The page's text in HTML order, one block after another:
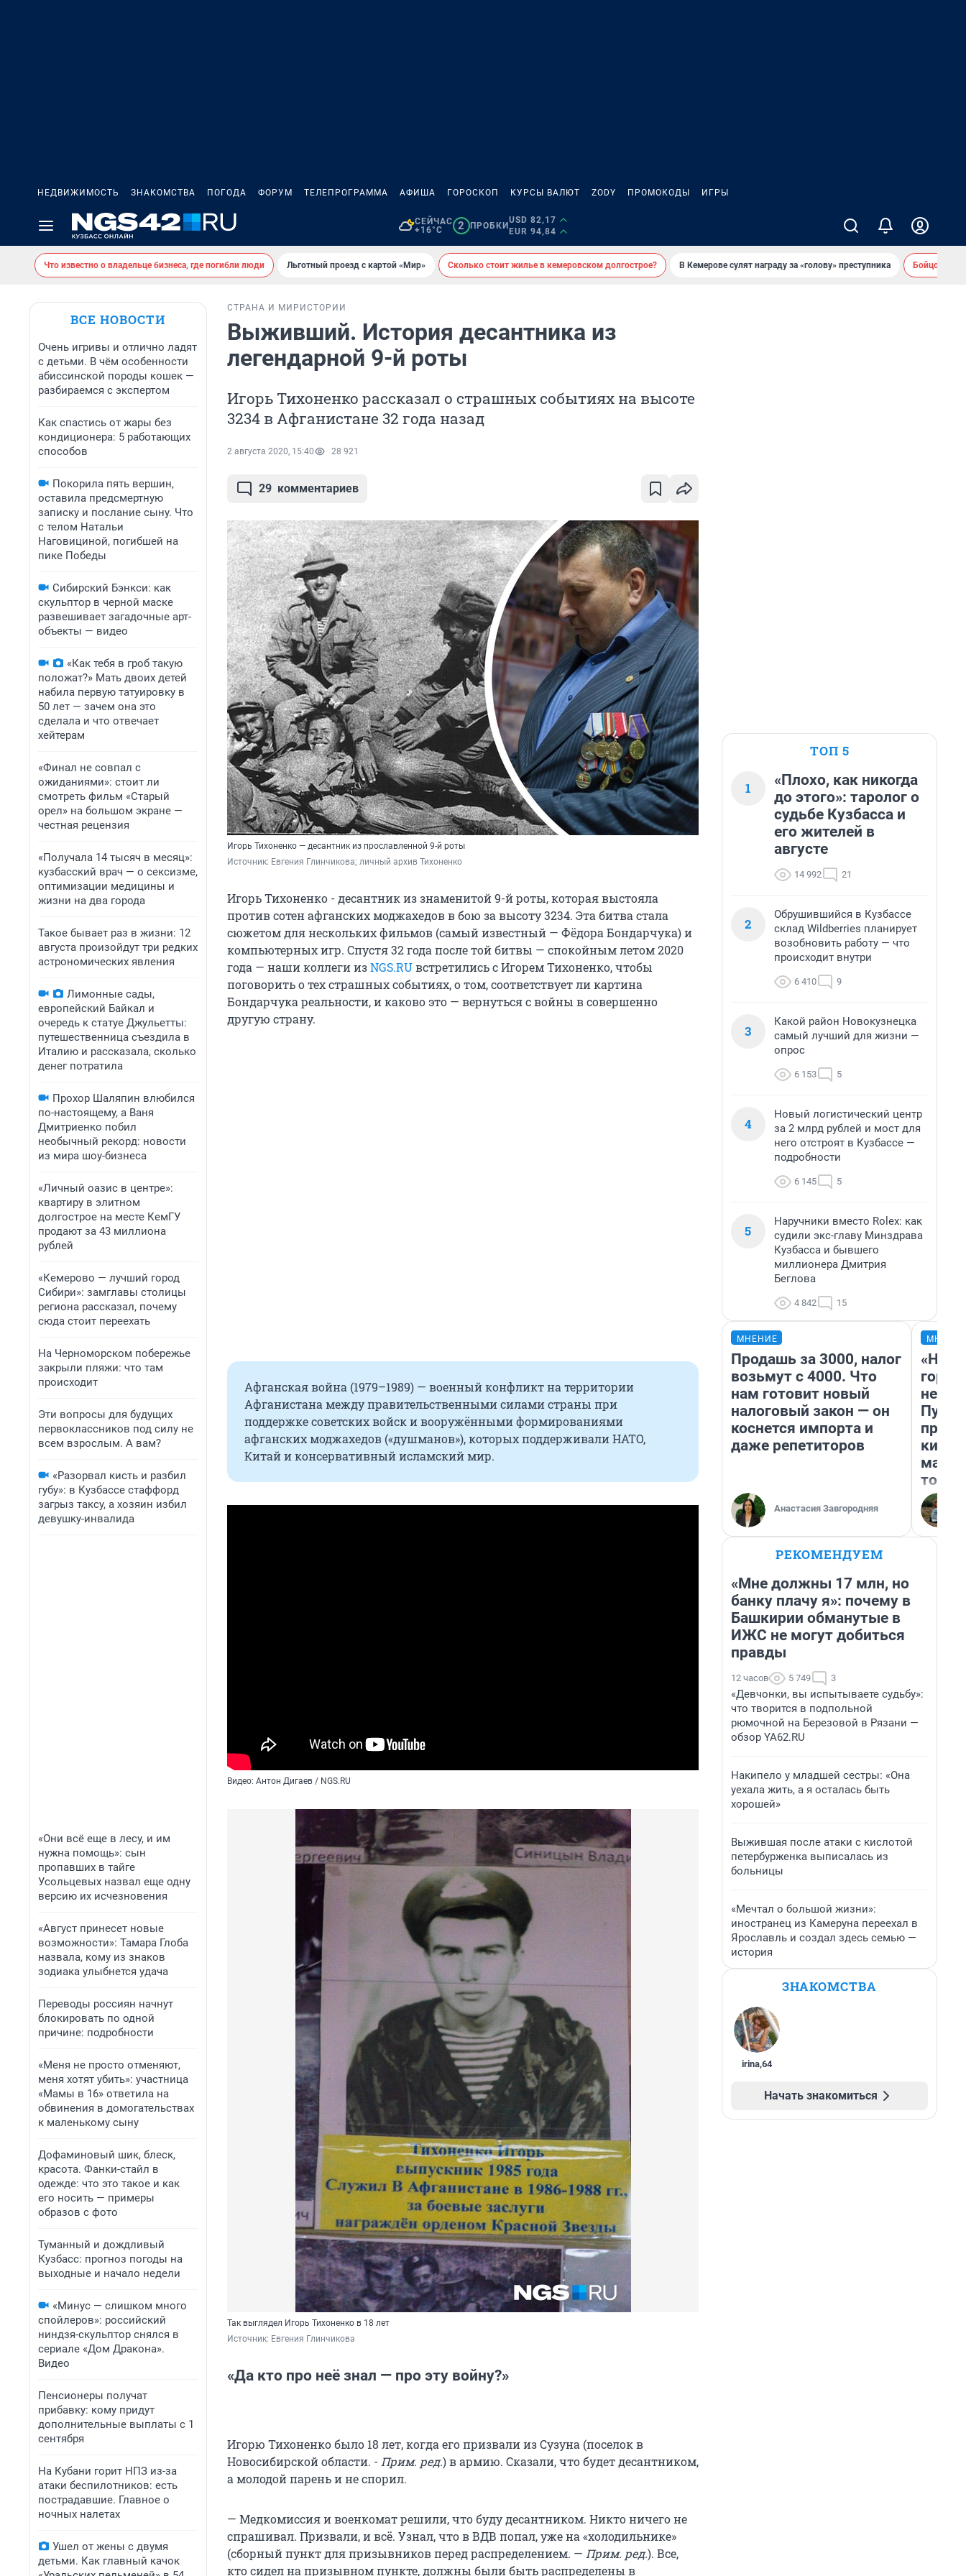
НЕДВИЖИМОСТЬ ЗНАКОМСТВА ПОГОДА ФОРУМ ТЕЛЕПРОГРАММА АФИША ГОРОСКОП КУРСЫ ВАЛЮТ ZODY ПРОМОКОДЫ ИГРЫ
СЕЙЧАС
+16°C
2 ПРОБКИ
USD 82,17
EUR 94,84
Что известно о владельце бизнеса, где погибли люди Льготный проезд с картой «Мир» Сколько стоит жилье в кемеровском долгострое? В Кемерове сулят награду за «голову» преступника Бойцовский
ВСЕ НОВОСТИ
Очень игривы и отлично ладят
с детьми. В чём особенности
абиссинской породы кошек —
разбираемся с экспертом
Как спастись от жары без
кондиционера: 5 работающих
способов
Покорила пять вершин,
оставила предсмертную
записку и послание сыну. Что
с телом Натальи
Наговициной, погибшей на
пике Победы
Сибирский Бэнкси: как
скульптор в черной маске
развешивает загадочные арт-
объекты — видео
«Как тебя в гроб такую
положат?» Мать двоих детей
набила первую татуировку в
50 лет — зачем она это
сделала и что отвечает
хейтерам
«Финал не совпал с
ожиданиями»: стоит ли
смотреть фильм «Старый
орел» на большом экране —
честная рецензия
«Получала 14 тысяч в месяц»:
кузбасский врач — о сексизме,
оптимизации медицины и
жизни на два города
Такое бывает раз в жизни: 12
августа произойдут три редких
астрономических явления
Лимонные сады,
европейский Байкал и
очередь к статуе Джульетты:
путешественница съездила в
Италию и рассказала, сколько
денег потратила
Прохор Шаляпин влюбился
по-настоящему, а Ваня
Дмитриенко побил
необычный рекорд: новости
из мира шоу-бизнеса
«Личный оазис в центре»:
квартиру в элитном
долгострое на месте КемГУ
продают за 43 миллиона
рублей
«Кемерово — лучший город
Сибири»: замглавы столицы
региона рассказал, почему
сюда стоит переехать
На Черноморском побережье
закрыли пляжи: что там
происходит
Эти вопросы для будущих
первоклассников под силу не
всем взрослым. А вам?
«Разорвал кисть и разбил
губу»: в Кузбассе стаффорд
загрыз таксу, а хозяин избил
девушку-инвалида
«Они всё еще в лесу, и им
нужна помощь»: сын
пропавших в тайге
Усольцевых назвал еще одну
версию их исчезновения
«Август принесет новые
возможности»: Тамара Глоба
назвала, кому из знаков
зодиака улыбнется удача
Переводы россиян начнут
блокировать по одной
причине: подробности
«Меня не просто отменяют,
меня хотят убить»: участница
«Мамы в 16» ответила на
обвинения в домогательствах
к маленькому сыну
Дофаминовый шик, блеск,
красота. Фанки-стайл в
одежде: что это такое и как
его носить — примеры
образов с фото
Туманный и дождливый
Кузбасс: прогноз погоды на
выходные и начало недели
«Минус — слишком много
спойлеров»: российский
ниндзя-скульптор снялся в
сериале «Дом Дракона».
Видео
Пенсионеры получат
прибавку: кому придут
дополнительные выплаты с 1
сентября
На Кубани горит НПЗ из-за
атаки беспилотников: есть
пострадавшие. Главное о
ночных налетах
Ушел от жены с двумя
детьми. Как главный качок
СТРАНА И МИР ИСТОРИИ
Выживший. История десантника из
легендарной 9-й роты
Игорь Тихоненко рассказал о страшных событиях на высоте
3234 в Афганистане 32 года назад
2 августа 2020, 15:40 28 921
29 комментариев
Игорь Тихоненко — десантник из прославленной 9-й роты
Источник: Евгения Глинчикова; личный архив Тихоненко
Игорь Тихоненко - десантник из знаменитой 9-й роты, которая выстояла
против сотен афганских моджахедов в бою за высоту 3234. Эта битва стала
сюжетом для нескольких фильмов (самый известный — Фёдора Бондарчука) и
компьютерных игр. Спустя 32 года после той битвы — спокойным летом 2020
года — наши коллеги изNGS.RUвстретились с Игорем Тихоненко, чтобы
поговорить о тех страшных событиях, о том, соответствует ли картина
Бондарчука реальности, и каково это — вернуться с войны в совершенно
другую страну.
Афганская война (1979–1989) — военный конфликт на территории
Афганистана между правительственными силами страны при
поддержке советских войск и вооружёнными формированиями
афганских моджахедов («душманов»), которых поддерживали НАТО,
Китай и консервативный исламский мир.
Видео: Антон Дигаев / NGS.RU
Так выглядел Игорь Тихоненко в 18 лет
Источник: Евгения Глинчикова
«Да кто про неё знал — про эту войну?»
Игорю Тихоненко было 18 лет, когда его призвали из Сузуна (поселок в
Новосибирской области. - Прим. ред.) в армию. Сказали, что будет десантником,
а молодой парень и не спорил.
— Медкомиссия и военкомат решили, что буду десантником. Никто ничего не
спрашивал. Призвали, и всё. Узнал, что в ВДВ попал, уже на «холодильнике»
(сборный пункт для призывников перед распределением. — Прим. ред.). Все,
кто сидел на призывном пункте, должны были быть распределены в
ТОП 5
1
«Плохо, как никогда
до этого»: таролог о
судьбе Кузбасса и
его жителей в
августе
14 992 21
2
Обрушившийся в Кузбассе
склад Wildberries планирует
возобновить работу — что
происходит внутри
6 410 9
3
Какой район Новокузнецка
самый лучший для жизни —
опрос
6 153 5
4
Новый логистический центр
за 2 млрд рублей и мост для
него отстроят в Кузбассе —
подробности
6 145 5
5
Наручники вместо Rolex: как
судили экс-главу Минздрава
Кузбасса и бывшего
миллионера Дмитрия
Беглова
4 842 15
МНЕНИЕ
Продашь за 3000, налог
возьмут с 4000. Что
нам готовит новый
налоговый закон — он
коснется импорта и
даже репетиторов
Анастасия Завгородняя
«Нет
того
РЕКОМЕНДУЕМ
«Мне должны 17 млн, но
банку плачу я»: почему в
Башкирии обманутые в
ИЖС не могут добиться
правды
12 часов 5 749 3
«Девчонки, вы испытываете судьбу»:
что творится в подпольной
рюмочной на Березовой в Рязани —
обзор YA62.RU
Накипело у младшей сестры: «Она
уехала жить, а я осталась быть
хорошей»
Выжившая после атаки с кислотой
петербурженка выписалась из
больницы
«Мечтал о большой жизни»:
иностранец из Камеруна переехал в
Ярославль и создал здесь семью —
история
ЗНАКОМСТВА
irina,64
Начать знакомиться